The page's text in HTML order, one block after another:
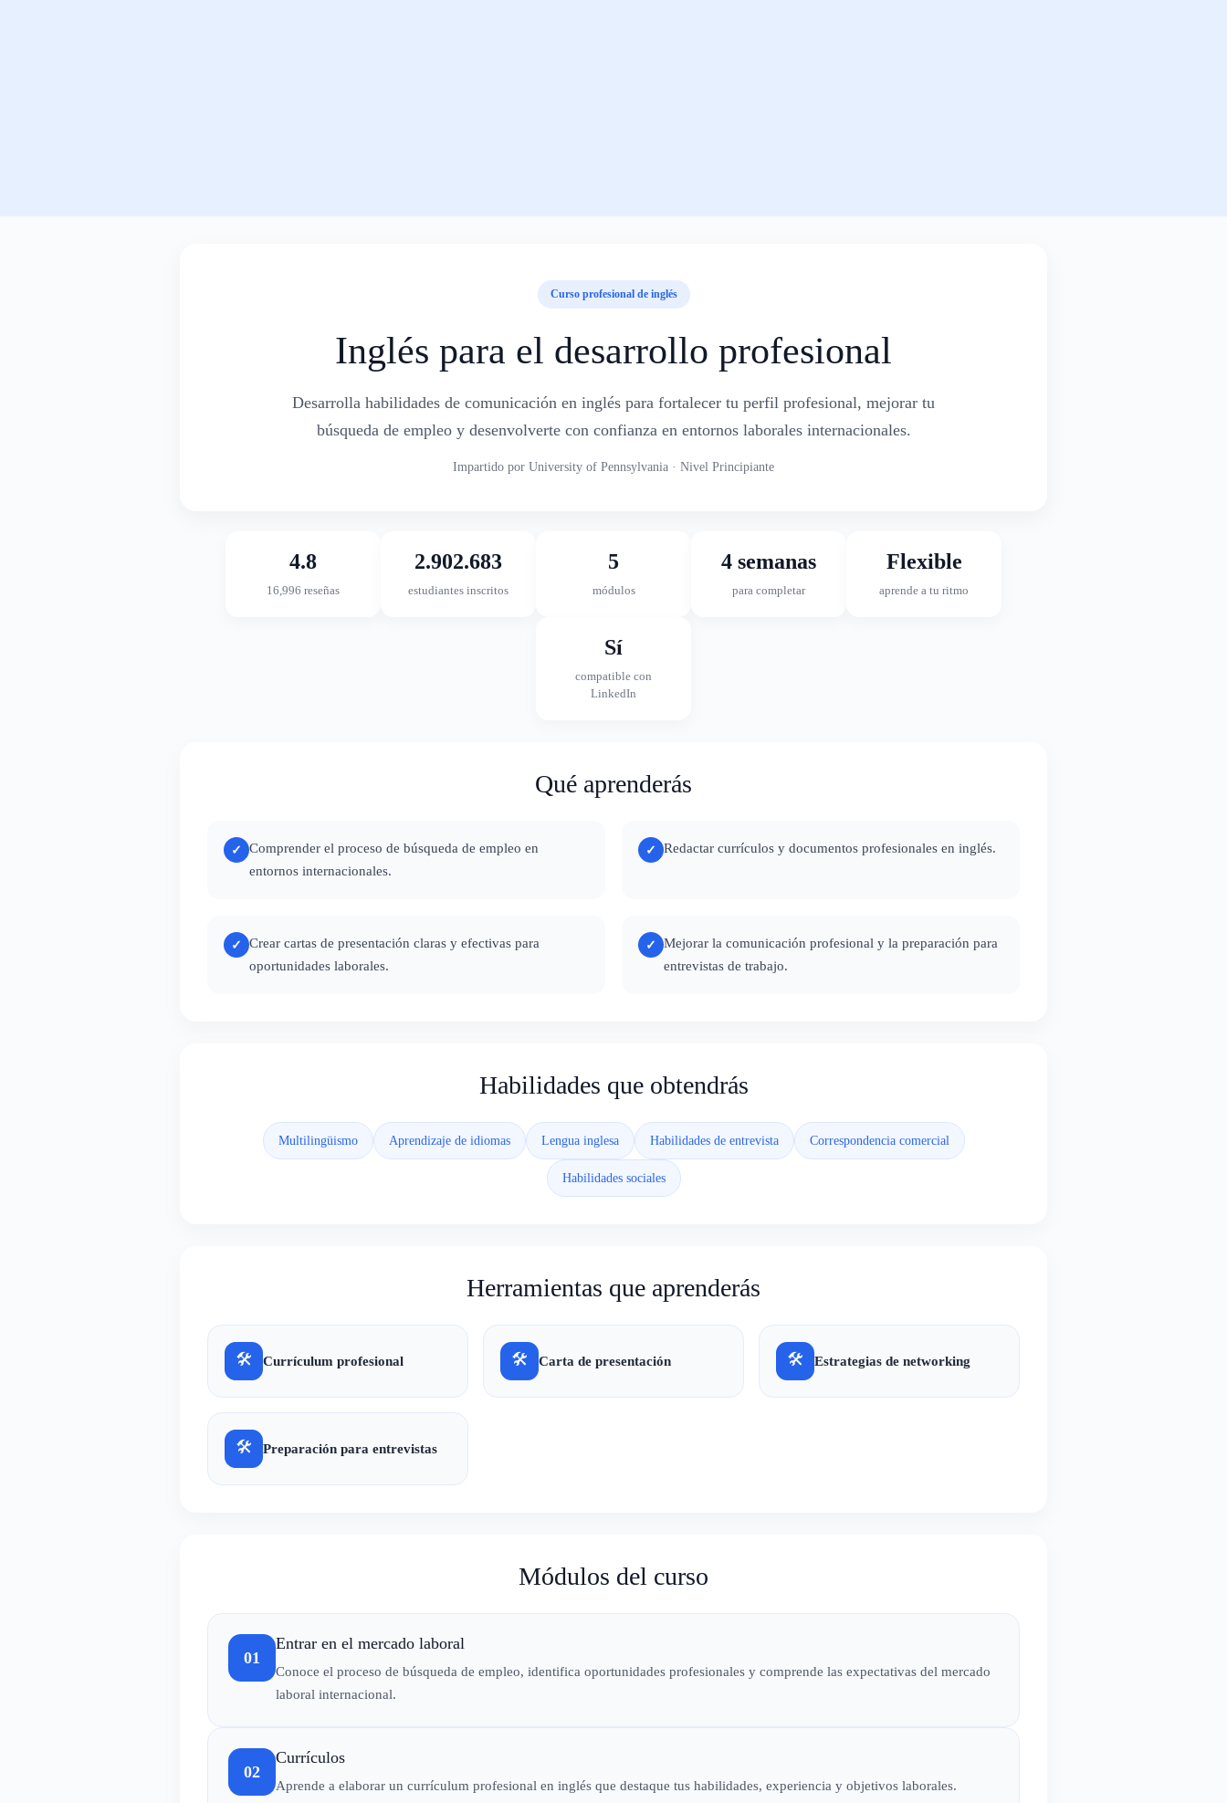
Curso profesional de inglés
Inglés para el desarrollo profesional
Desarrolla habilidades de comunicación en inglés para fortalecer tu perfil profesional, mejorar tu
búsqueda de empleo y desenvolverte con confianza en entornos laborales internacionales.
Impartido por University of Pennsylvania · Nivel Principiante
4.8
16,996 reseñas
2.902.683
estudiantes inscritos
5
módulos
4 semanas
para completar
Flexible
aprende a tu ritmo
Sí
compatible con
LinkedIn
Qué aprenderás
✓
Comprender el proceso de búsqueda de empleo en
entornos internacionales.
✓ Redactar currículos y documentos profesionales en inglés.
✓
Crear cartas de presentación claras y efectivas para
oportunidades laborales.
✓
Mejorar la comunicación profesional y la preparación para
entrevistas de trabajo.
Habilidades que obtendrás
Multilingüismo Aprendizaje de idiomas Lengua inglesa Habilidades de entrevista Correspondencia comercial
Habilidades sociales
Herramientas que aprenderás
🛠 Currículum profesional 🛠 Carta de presentación 🛠 Estrategias de networking
🛠 Preparación para entrevistas
Módulos del curso
01
Entrar en el mercado laboral
Conoce el proceso de búsqueda de empleo, identifica oportunidades profesionales y comprende las expectativas del mercado
laboral internacional.
02
Currículos
Aprende a elaborar un currículum profesional en inglés que destaque tus habilidades, experiencia y objetivos laborales.